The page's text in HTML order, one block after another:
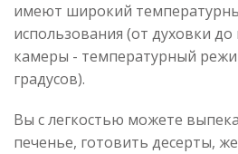
имеют широкий
использования (от духовки
камеры - температурный
градусов).
Вы с легкостью можете
печенье, готовить десерты,